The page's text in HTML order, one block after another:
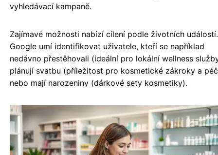
vyhledávací kampaně.
Zajímavé možnosti nabízí cílení podle životních událostí.
Google umí identifikovat uživatele, kteří se například
nedávno přestěhovali (ideální pro lokální wellness
plánují svatbu (příležitost pro kosmetické zákroky a
nebo mají narozeniny (dárkové sety kosmetiky).